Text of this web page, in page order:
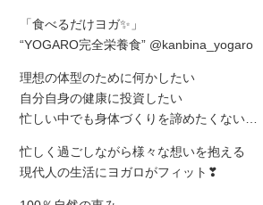
「食べるだけヨガ✨」
“YOGARO完全栄養食” @kanbina_yogaro
理想の体型のために何かしたい
自分自身の健康に投資したい
忙しい中でも身体づくりを諦めたくない…
忙しく過ごしながら様々な想いを抱える
現代人の生活にヨガロがフィット❣